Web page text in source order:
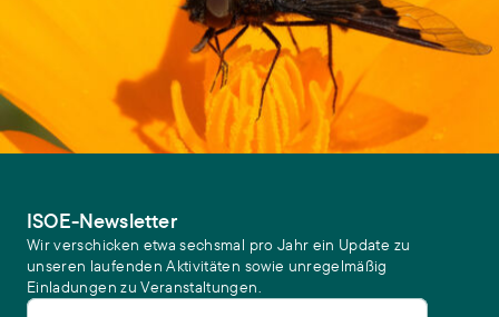
ISOE-Newsletter
Wir verschicken etwa sechsmal pro Jahr ein Update zu
unseren laufenden Aktivitäten sowie unregelmäßig
Einladungen zu Veranstaltungen.